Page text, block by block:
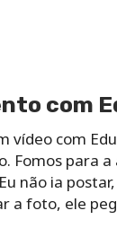
com
com
Fomos para
não ia
a foto, ele